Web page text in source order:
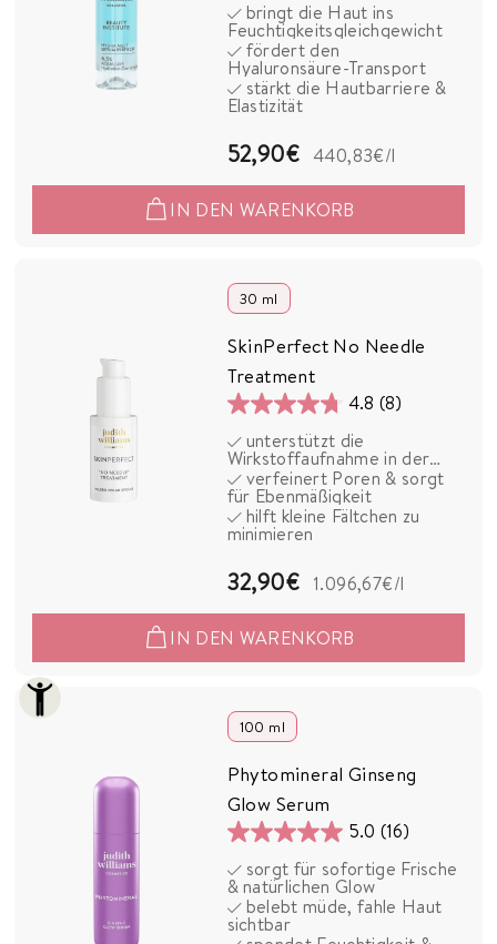
von
5
Sternen.
14
bringt die Haut ins
Feuchtigkeitsgleichgewicht
fördert den
Hyaluronsäure-Transport
stärkt die Hautbarriere &
Elastizität
52,90€5
2
,
440,83€/l
IN DEN WARENKORB
30 ml
SkinPerfect No Needle
Treatment
4.8 (8)
4.8
von
5
Sternen.
8
unterstützt die
Wirkstoffaufnahme in der
Haut
verfeinert Poren & sorgt
für Ebenmäßigkeit
hilft kleine Fältchen zu
minimieren
32,90€3
2
,
1.096,67€/l
IN DEN WARENKORB
100 ml
Phytomineral Ginseng
Glow Serum
5.0 (16)
5.0
von
5
Sternen.
sorgt für sofortige Frische
& natürlichen Glow
belebt müde, fahle Haut
sichtbar